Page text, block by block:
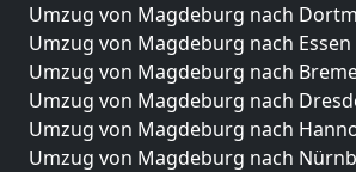
Umzug von Magdeburg nach
Umzug von Magdeburg nach Essen
Umzug von Magdeburg nach
Umzug von Magdeburg nach
Umzug von Magdeburg nach
Umzug von Magdeburg nach